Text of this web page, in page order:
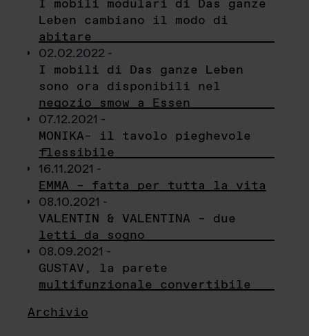
I mobili modulari di Das ganze
Leben cambiano il modo di
abitare
02.02.2022 -
I mobili di Das ganze Leben
sono ora disponibili nel
negozio smow a Essen
07.12.2021 -
MONIKA– il tavolo pieghevole
flessibile
16.11.2021 -
EMMA – fatta per tutta la vita
08.10.2021 -
VALENTIN & VALENTINA – due
letti da sogno
08.09.2021 -
GUSTAV, la parete
multifunzionale convertibile
Archivio